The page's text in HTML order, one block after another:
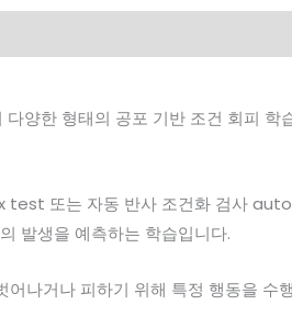
양한 형태의 공포 기반 조건 회피 학
또는 자동 반사 조건화 검사
발생을 예측하는 학습입니다.
나거나 피하기 위해 특정 행동을 수